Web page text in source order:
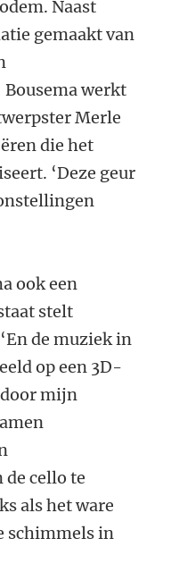
Naast
gemaakt van
werkt
Merle
die het
‘Deze geur
ook een
stelt
de muziek in
op een 3D-
mijn
de cello te
als het ware
schimmels in